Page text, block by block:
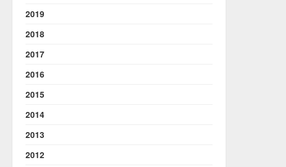
2019
2018
2017
2016
2015
2014
2013
2012